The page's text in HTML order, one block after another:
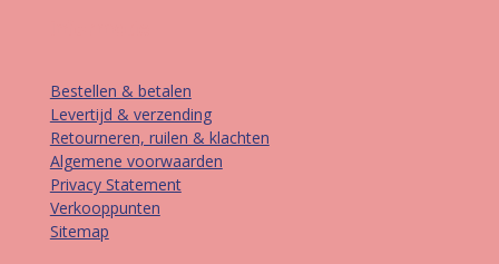
Bestellen & betalen
Levertijd & verzending
Retourneren, ruilen & klachten
Algemene voorwaarden
Privacy Statement
Verkooppunten
Sitemap